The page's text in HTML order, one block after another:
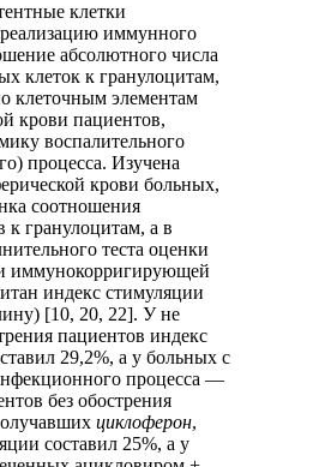
клетки
иммунного
абсолютного числа
клеток к гранулоцитам,
клеточным элементам
крови пациентов,
воспалительного
процесса. Изучена
крови больных,
соотношения
к гранулоцитам, а в
теста оценки
иммунокорригирующей
индекс стимуляции
[10, 20, 22]. У не
пациентов индекс
29,2%, а у больных с
процесса —
без обострения
циклоферон,
составил 25%, а у